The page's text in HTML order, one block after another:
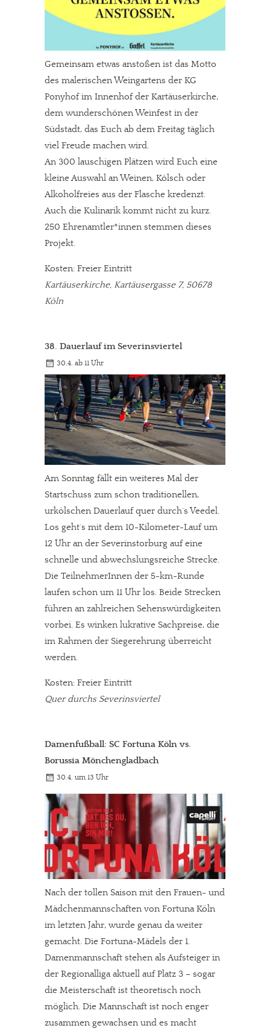
Gemeinsam etwas anstoßen ist das Motto
des malerischen Weingartens der KG
Ponyhof im Innenhof der Kartäuserkirche,
dem wunderschönen Weinfest in der
Südstadt, das Euch ab dem Freitag täglich
viel Freude machen wird.
An 300 lauschigen Plätzen wird Euch eine
kleine Auswahl an Weinen, Kölsch oder
Alkoholfreies aus der Flasche kredenzt.
Auch die Kulinarik kommt nicht zu kurz.
250 Ehrenamtler*innen stemmen dieses
Projekt.
Kosten: Freier Eintritt
Kartäuserkirche, Kartäusergasse 7, 50678
Köln
38. Dauerlauf im Severinsviertel
30.4. ab 11 Uhr
Am Sonntag fällt ein weiteres Mal der
Startschuss zum schon traditionellen,
urkölschen Dauerlauf quer durch´s Veedel.
Los geht´s mit dem 10-Kilometer-Lauf um
12 Uhr an der Severinstorburg auf eine
schnelle und abwechslungsreiche Strecke.
Die TeilnehmerInnen der 5-km-Runde
laufen schon um 11 Uhr los. Beide Strecken
führen an zahlreichen Sehenswürdigkeiten
vorbei. Es winken lukrative Sachpreise, die
im Rahmen der Siegerehrung überreicht
werden.
Kosten: Freier Eintritt
Quer durchs Severinsviertel
Damenfußball: SC Fortuna Köln vs.
Borussia Mönchengladbach
30.4. um 13 Uhr
Nach der tollen Saison mit den Frauen- und
Mädchenmannschaften von Fortuna Köln
im letzten Jahr, wurde genau da weiter
gemacht. Die Fortuna-Mädels der 1.
Damenmannschaft stehen als Aufsteiger in
der Regionalliga aktuell auf Platz 3 – sogar
die Meisterschaft ist theoretisch noch
möglich. Die Mannschaft ist noch enger
zusammen gewachsen und es macht